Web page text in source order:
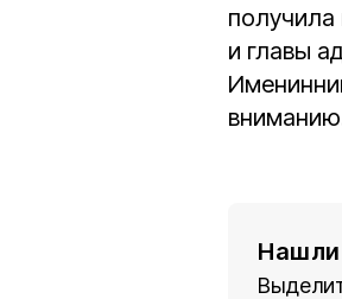
получила
и главы
Нашли